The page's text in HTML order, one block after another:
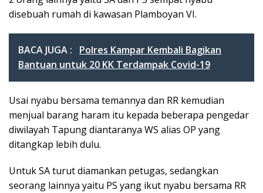
disebuah rumah di kawasan Plamboyan VI.
BACA JUGA :
Polres Kampar Kembali Bagikan
Bantuan untuk 20 KK Terdampak Covid-19
Usai nyabu bersama temannya dan RR kemudian
menjual barang haram itu kepada beberapa pengedar
diwilayah Tapung diantaranya WS alias OP yang
ditangkap lebih dulu.
Untuk SA turut diamankan petugas, sedangkan
seorang lainnya yaitu PS yang ikut nyabu bersama RR